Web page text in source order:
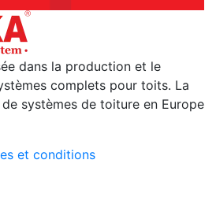
dans la production et le
complets pour toits. La
systèmes de toiture en Europe
et conditions